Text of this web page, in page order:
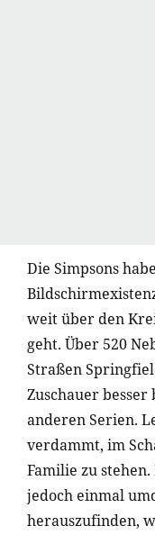
Die Simpsons
weit über den
geht. Über 520
Straßen
Zuschauer
anderen Serien.
verdammt, im
Familie zu
jedoch einmal
herauszufinden,